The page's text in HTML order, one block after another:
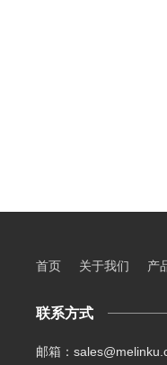
首页 关于我们 产
联系方式
邮箱：